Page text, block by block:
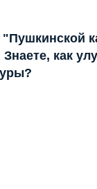
как